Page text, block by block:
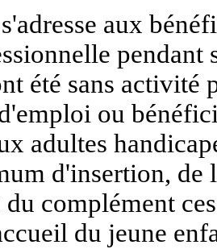
aux
pendant
été sans
ou
adultes
d'insertion, de
complément
du jeune